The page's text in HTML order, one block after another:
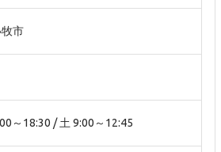
市
～18:30 / 土 9:00～12:45